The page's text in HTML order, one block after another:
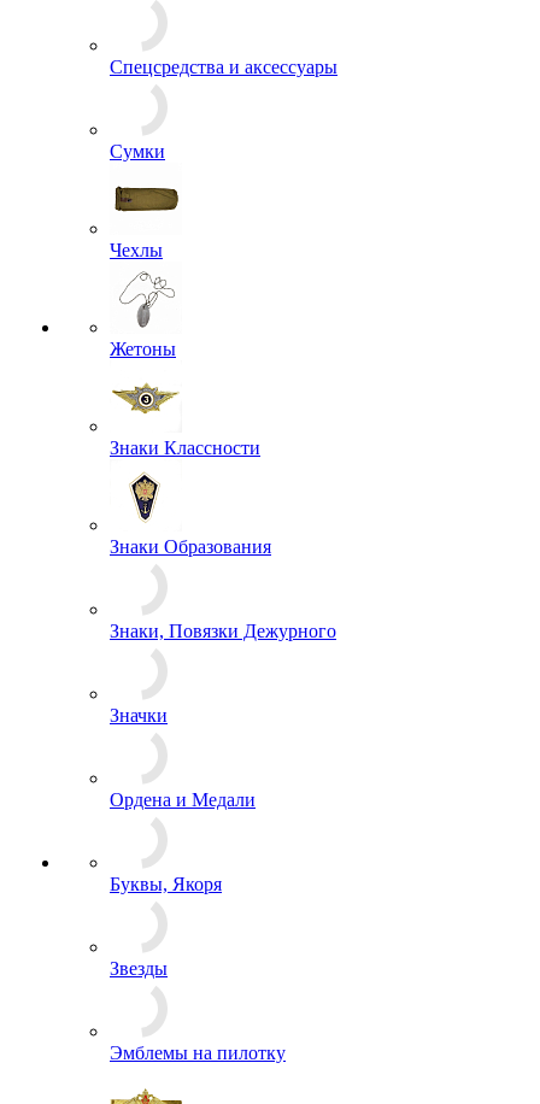
Спецсредства и аксессуары
Сумки
Чехлы
Жетоны
Знаки Классности
Знаки Образования
Знаки, Повязки Дежурного
Значки
Ордена и Медали
Буквы, Якоря
Звезды
Эмблемы на пилотку